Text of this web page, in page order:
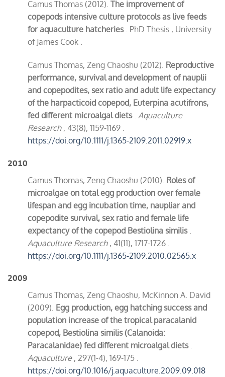
Camus Thomas (2012). The improvement of
copepods intensive culture protocols as live feeds
for aquaculture hatcheries. PhD Thesis , University
of James Cook .
Camus Thomas, Zeng Chaoshu (2012). Reproductive
performance, survival and development of nauplii
and copepodites, sex ratio and adult life expectancy
of the harpacticoid copepod, Euterpina acutifrons,
fed different microalgal diets. Aquaculture
Research, 43(8), 1159-1169 .
https://doi.org/10.1111/j.1365-2109.2011.02919.x
2010
Camus Thomas, Zeng Chaoshu (2010). Roles of
microalgae on total egg production over female
lifespan and egg incubation time, naupliar and
copepodite survival, sex ratio and female life
expectancy of the copepod Bestiolina similis.
Aquaculture Research, 41(11), 1717-1726 .
https://doi.org/10.1111/j.1365-2109.2010.02565.x
2009
Camus Thomas, Zeng Chaoshu, McKinnon A. David
(2009). Egg production, egg hatching success and
population increase of the tropical paracalanid
copepod, Bestiolina similis (Calanoida:
Paracalanidae) fed different microalgal diets.
Aquaculture, 297(1-4), 169-175 .
https://doi.org/10.1016/j.aquaculture.2009.09.018